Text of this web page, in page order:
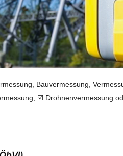
Bauvermessung,
☑️ Drohnenvermessung